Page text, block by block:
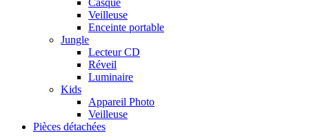
Veilleuse
Enceinte portable
Jungle
Lecteur CD
Réveil
Luminaire
Kids
Appareil Photo
Veilleuse
Pièces détachées